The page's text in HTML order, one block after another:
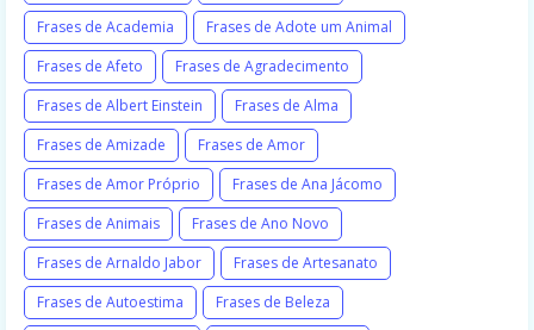
Frases de Academia
Frases de Adote um Animal
Frases de Afeto
Frases de Agradecimento
Frases de Albert Einstein
Frases de Alma
Frases de Amizade
Frases de Amor
Frases de Amor Próprio
Frases de Ana Jácomo
Frases de Animais
Frases de Ano Novo
Frases de Arnaldo Jabor
Frases de Artesanato
Frases de Autoestima
Frases de Beleza